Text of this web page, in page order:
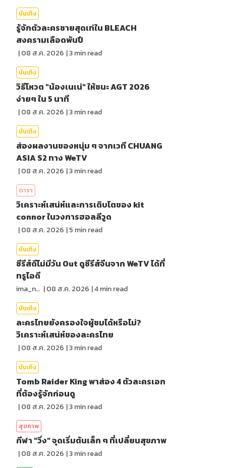
บันเทิง
รู้จักตัวละครชายสุดเท่ใน BLEACH
สงครามเลือดพันปี
|08 ส.ค. 2026 |3min read
บันเทิง
วิธีโหวต "น้องเนเน่" ให้ชนะ AGT 2026
ง่ายๆ ใน 5 นาที
|08 ส.ค. 2026 |3min read
บันเทิง
ส่องผลงานของหนุ่ม ๆ จากเวที CHUANG
ASIA S2 ทาง WeTV
|08 ส.ค. 2026 |3min read
ดารา
วิเคราะห์เสน่ห์และการเติบโตของ kit
connor ในวงการฮอลลีวูด
|08 ส.ค. 2026 |5 min read
บันเทิง
ซีรีส์ดีไม่มีวัน Out ดูซีรีส์จีนจาก WeTV ได้ที่
ทรูไอดี
ima_nan |08 ส.ค. 2026 |4min read
บันเทิง
ละครไทยยังครองใจผู้ชมได้หรือไม่?
วิเคราะห์เสน่ห์ของละครไทย
|08 ส.ค. 2026 |3min read
บันเทิง
Tomb Raider King พาส่อง 4 ตัวละครเอก
ที่ต้องรู้จักก่อนดู
|08 ส.ค. 2026 |3min read
สุขภาพ
กีฬา "วิ่ง" จุดเริ่มต้นเล็ก ๆ ที่เปลี่ยนสุขภาพ
|08 ส.ค. 2026 |3min read